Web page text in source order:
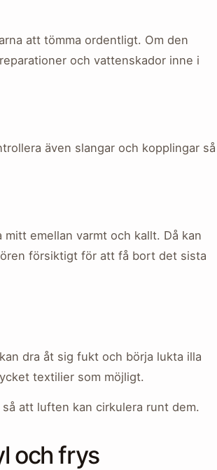
att tömma ordentligt. Om den
och vattenskador inne i
även slangar och kopplingar så
emellan varmt och kallt. Då kan
försiktigt för att få bort det sista
dra åt sig fukt och börja lukta illa
textilier som möjligt.
att luften kan cirkulera runt dem.
och frys